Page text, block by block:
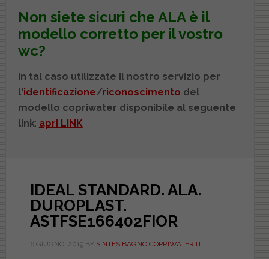
Non siete sicuri che ALAè il
modello corretto per il vostro
wc?
In tal caso utilizzate il nostro servizio per
l'identificazione/riconoscimento del
modello copriwater disponibile al seguente
link: apri LINK
IDEAL STANDARD. ALA.
DUROPLAST.
ASTFSE166402FIOR
6 GIUGNO, 2019BY SINTESIBAGNO COPRIWATER.IT